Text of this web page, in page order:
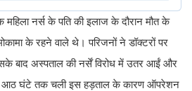
नर्स के पति की इलाज के दौरान मौत के
के रहने वाले थे। परिजनों ने डॉक्टरों पर
बाद अस्पताल की नर्सें विरोध में उतर आईं और
आठ घंटे तक चली इस हड़ताल के कारण ऑपरेशन